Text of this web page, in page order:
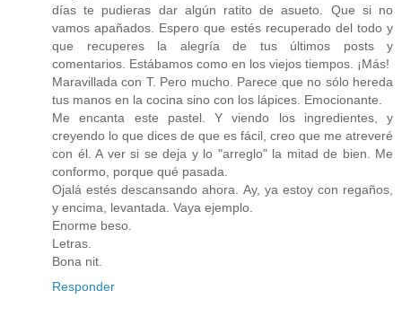
días te pudieras dar algún ratito de asueto. Que si no
vamos apañados. Espero que estés recuperado del todo y
que recuperes la alegría de tus últimos posts y
comentarios. Estábamos como en los viejos tiempos. ¡Más!
Maravillada con T. Pero mucho. Parece que no sólo hereda
tus manos en la cocina sino con los lápices. Emocionante.
Me encanta este pastel. Y viendo los ingredientes, y
creyendo lo que dices de que es fácil, creo que me atreveré
con él. A ver si se deja y lo "arreglo" la mitad de bien. Me
conformo, porque qué pasada.
Ojalá estés descansando ahora. Ay, ya estoy con regaños,
y encima, levantada. Vaya ejemplo.
Enorme beso.
Letras.
Bona nit.
Responder